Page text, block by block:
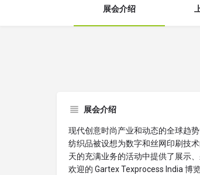
展会介绍
展会介绍
现代创意时尚产业和动态的全球趋
纺织品被设想为数字和丝网印刷技
天的充满业务的活动中提供了展示
欢迎的 Gartex Texprocess India 博